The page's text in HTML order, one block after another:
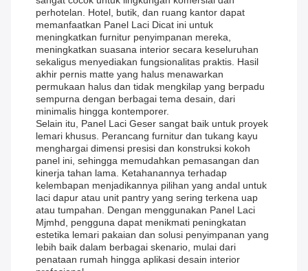
perhotelan. Hotel, butik, dan ruang kantor dapat
memanfaatkan Panel Laci Dicat ini untuk
meningkatkan furnitur penyimpanan mereka,
meningkatkan suasana interior secara keseluruhan
sekaligus menyediakan fungsionalitas praktis. Hasil
akhir pernis matte yang halus menawarkan
permukaan halus dan tidak mengkilap yang berpadu
sempurna dengan berbagai tema desain, dari
minimalis hingga kontemporer.
Selain itu, Panel Laci Geser sangat baik untuk proyek
lemari khusus. Perancang furnitur dan tukang kayu
menghargai dimensi presisi dan konstruksi kokoh
panel ini, sehingga memudahkan pemasangan dan
kinerja tahan lama. Ketahanannya terhadap
kelembapan menjadikannya pilihan yang andal untuk
laci dapur atau unit pantry yang sering terkena uap
atau tumpahan. Dengan menggunakan Panel Laci
Mjmhd, pengguna dapat menikmati peningkatan
estetika lemari pakaian dan solusi penyimpanan yang
lebih baik dalam berbagai skenario, mulai dari
penataan rumah hingga aplikasi desain interior